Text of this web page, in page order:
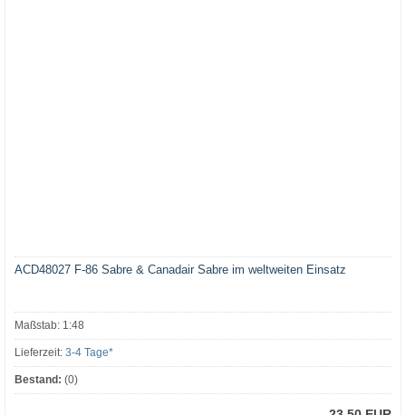
ACD48027 F-86 Sabre & Canadair Sabre im weltweiten Einsatz
Maßstab: 1:48
Lieferzeit: 3-4 Tage*
Bestand: (0)